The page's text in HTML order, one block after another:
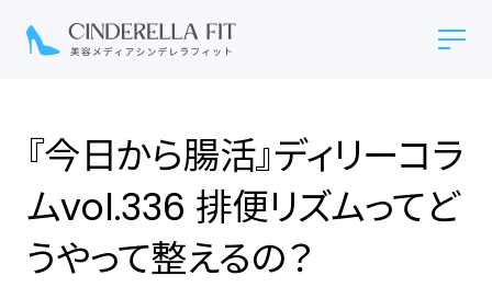
『今日から腸活』ディリーコラ
ムvol.336 排便リズムってど
うやって整えるの？